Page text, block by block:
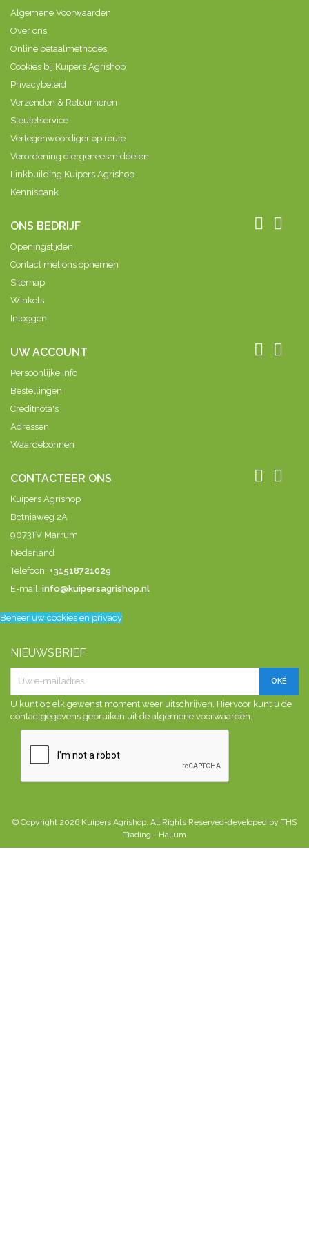
boord
vangresultaat!Leg
Algemene Voorwaarden
Over ons
Online betaalmethodes
Cookies bij Kuipers Agrishop
Privacybeleid
Verzenden & Retourneren
Sleutelservice
Vertegenwoordiger op route
Verordening diergeneesmiddelen
Linkbuilding Kuipers Agrishop
Kennisbank
ONS BEDRIJF  
Openingstijden
Contact met ons opnemen
Sitemap
Winkels
Inloggen
UW ACCOUNT  
Persoonlijke Info
Bestellingen
Creditnota's
Adressen
Waardebonnen
CONTACTEER ONS  
Kuipers Agrishop
Botniaweg 2A
9073TV Marrum
Nederland
Telefoon: +31518721029
E-mail: info@kuipersagrishop.nl
Beheer uw cookies en privacy
NIEUWSBRIEF
U kunt op elk gewenst moment weer uitschrijven. Hiervoor kunt u de
contactgegevens gebruiken uit de algemene voorwaarden.
© Copyright 2026 Kuipers Agrishop. All Rights Reserved-developed by THS
Trading - Hallum